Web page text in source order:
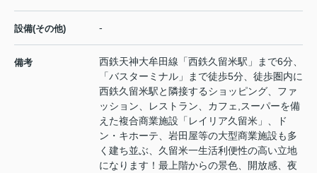
設備(その他) -
備考
西鉄天神大牟田線「西鉄久留米駅」まで6分、
「バスターミナル」まで徒歩5分、徒歩圏内に
西鉄久留米駅と隣接するショッピング、ファ
ッション、レストラン、カフェ,スーパーを備
えた複合商業施設「レイリア久留米」、ド
ン・キホーテ、岩田屋等の大型商業施設も多
く建ち並ぶ、久留米一生活利便性の高い立地
になります！最上階からの景色、開放感、夜